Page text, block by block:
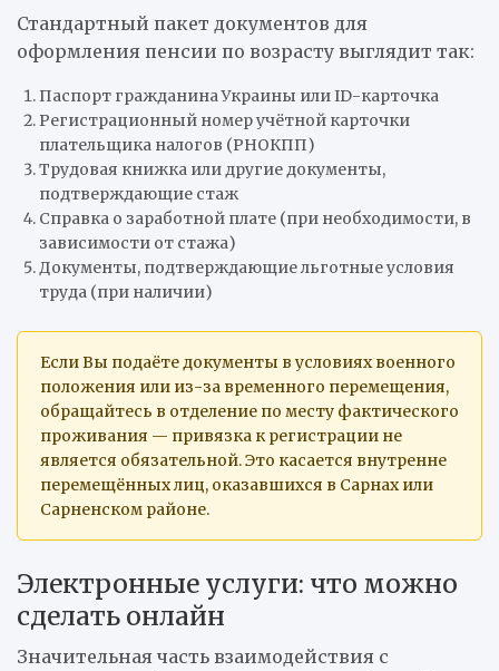
Стандартный пакет документов для
оформления пенсии по возрасту выглядит так:
Паспорт гражданина Украины или ID-карточка
Регистрационный номер учётной карточки
плательщика налогов (РНОКПП)
Трудовая книжка или другие документы,
подтверждающие стаж
Справка о заработной плате (при необходимости, в
зависимости от стажа)
Документы, подтверждающие льготные условия
труда (при наличии)
Если Вы подаёте документы в условиях военного
положения или из-за временного перемещения,
обращайтесь в отделение по месту фактического
проживания — привязка к регистрации не
является обязательной. Это касается внутренне
перемещённых лиц, оказавшихся в Сарнах или
Сарненском районе.
Электронные услуги: что можно
сделать онлайн
Значительная часть взаимодействия с